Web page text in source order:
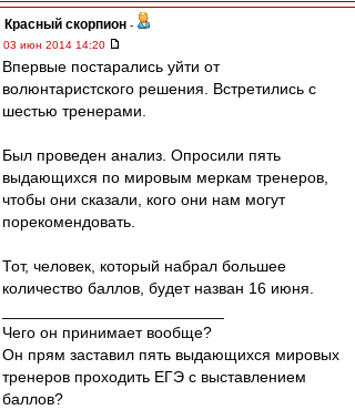
Красный скорпион -
03 июн 2014 14:20
Впервые постарались уйти от
волюнтаристского решения. Встретились с
шестью тренерами.
Был проведен анализ. Опросили пять
выдающихся по мировым меркам тренеров,
чтобы они сказали, кого они нам могут
порекомендовать.
Тот, человек, который набрал большее
количество баллов, будет назван 16 июня.
Чего он принимает вообще?
Он прям заставил пять выдающихся мировых
тренеров проходить ЕГЭ с выставлением
баллов?